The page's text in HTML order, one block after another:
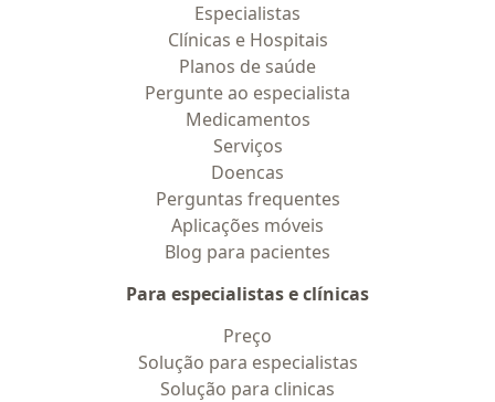
Especialistas
Clínicas e Hospitais
Planos de saúde
Pergunte ao especialista
Medicamentos
Serviços
Doencas
Perguntas frequentes
Aplicações móveis
Blog para pacientes
Para especialistas e clínicas
Preço
Solução para especialistas
Solução para clinicas